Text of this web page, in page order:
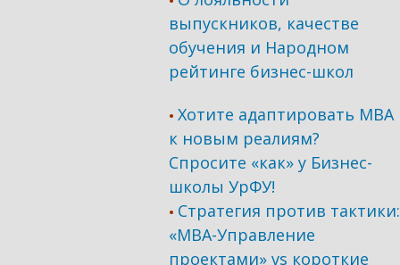
выпускников, качестве
обучения и Народном
рейтинге бизнес-школ
• Хотите адаптировать МВА
к новым реалиям?
Спросите «как» у Бизнес-
школы УрФУ!
• Стратегия против тактики:
«МВА-Управление
проектами» vs короткие